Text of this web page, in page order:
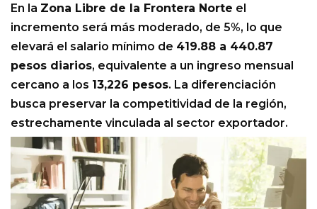
En la Zona Libre de la Frontera Norte el
incremento será más moderado, de 5%, lo que
elevará el salario mínimo de 419.88 a 440.87
pesos diarios, equivalente a un ingreso mensual
cercano a los 13,226 pesos. La diferenciación
busca preservar la competitividad de la región,
estrechamente vinculada al sector exportador.